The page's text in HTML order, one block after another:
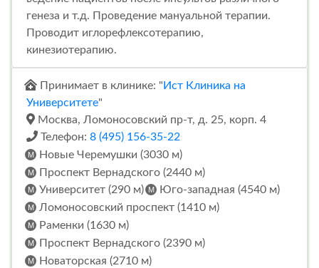
генеза и т.д. Проведение мануальной терапии.
Проводит иглорефлексотерапию,
кинезиотерапию.
Принимает в клинике: " Ист Клиника на
Университете"
Москва, Ломоносовский пр-т, д. 25, корп. 4
Телефон: 8 (495) 156-35-22
Новые Черемушки (3030 м)
Проспект Вернадского (2440 м)
Университет (290 м)
Юго-западная (4540 м)
Ломоносовский проспект (1410 м)
Раменки (1630 м)
Проспект Вернадского (2390 м)
Новаторская (2710 м)